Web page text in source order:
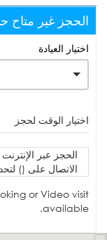
الحجز غير متاح
اختيار العيادة
اختيار الوقت لحجز
الحجز عبر
الاتصال على ()
or Video visit
available.